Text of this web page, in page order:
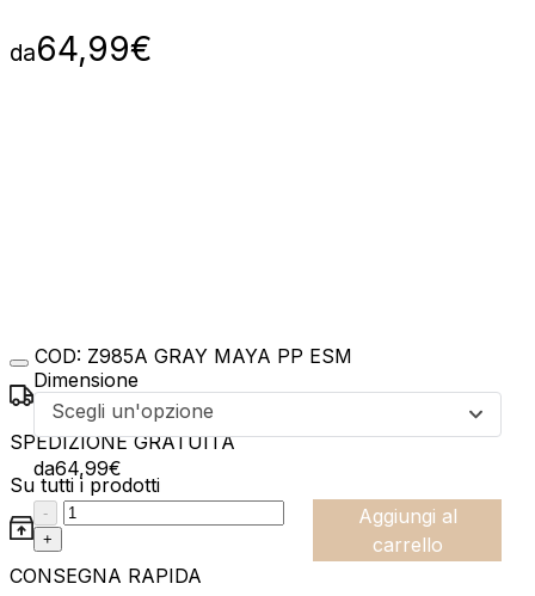
da64,99€
Dimensione
Scegli un'opzione
da64,99€
:product_name quantity
-
+
Aggiungi al
carrello
COD: Z985A GRAY MAYA PP ESM
SPEDIZIONE GRATUITA
Su tutti i prodotti
CONSEGNA RAPIDA